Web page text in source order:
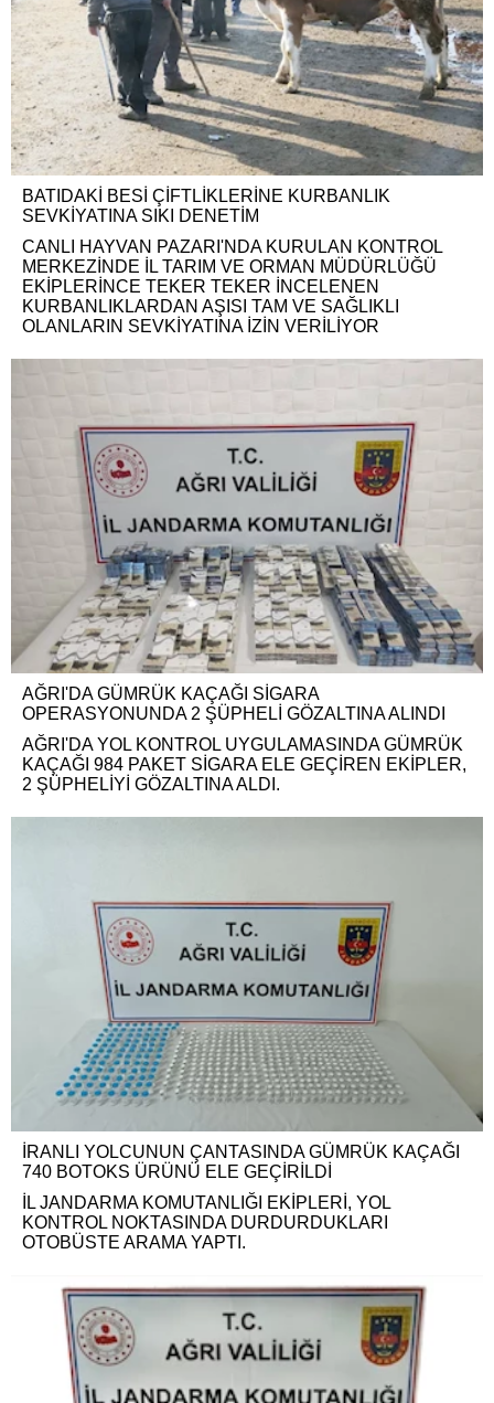
BATIDAKİ BESİ ÇİFTLİKLERİNE KURBANLIK
SEVKİYATINA SIKI DENETİM
CANLI HAYVAN PAZARI'NDA KURULAN KONTROL
MERKEZİNDE İL TARIM VE ORMAN MÜDÜRLÜĞÜ
EKİPLERİNCE TEKER TEKER İNCELENEN
KURBANLIKLARDAN AŞISI TAM VE SAĞLIKLI
OLANLARIN SEVKİYATINA İZİN VERİLİYOR
AĞRI'DA GÜMRÜK KAÇAĞI SİGARA
OPERASYONUNDA 2 ŞÜPHELİ GÖZALTINA ALINDI
AĞRI'DA YOL KONTROL UYGULAMASINDA GÜMRÜK
KAÇAĞI 984 PAKET SİGARA ELE GEÇİREN EKİPLER,
2 ŞÜPHELİYİ GÖZALTINA ALDI.
İRANLI YOLCUNUN ÇANTASINDA GÜMRÜK KAÇAĞI
740 BOTOKS ÜRÜNÜ ELE GEÇİRİLDİ
İL JANDARMA KOMUTANLIĞI EKİPLERİ, YOL
KONTROL NOKTASINDA DURDURDUKLARI
OTOBÜSTE ARAMA YAPTI.